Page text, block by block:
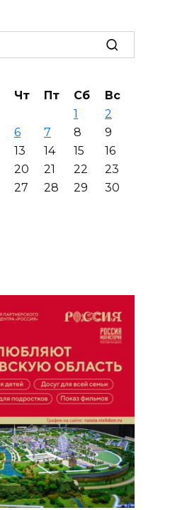
Чт Пт Сб
Вс
1
2
6 7 8
9
13 14 15
16
20 21 22
23
27 28 29
30